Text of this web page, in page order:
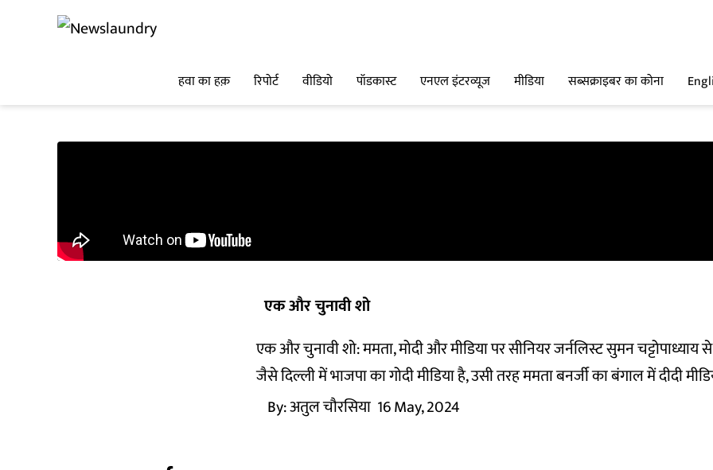
हवा का हक़ रिपोर्ट वीडियो पॉडकास्ट एनएल इंटरव्यूज मीडिया सब्सक्राइबर का कोना
एक और चुनावी शो
एक और चुनावी शो: ममता, मोदी और मीडिया पर सीनियर जर्नलिस्ट सुमन चट्टोपाध्याय
जैसे दिल्ली में भाजपा का गोदी मीडिया है, उसी तरह ममता बनर्जी का बंगाल में दीदी
By:अतुल चौरसिया 16 May, 2024